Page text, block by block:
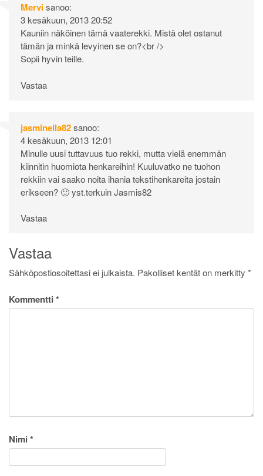
Mervisanoo:
3 kesäkuun, 2013 20:52
Kauniin näköinen tämä vaaterekki. Mistä olet ostanut
tämän ja minkä levyinen se on?<br />
Sopii hyvin teille.
Vastaa
jasminella82sanoo:
4 kesäkuun, 2013 12:01
Minulle uusi tuttavuus tuo rekki, mutta vielä enemmän
kiinnitin huomiota henkareihin! Kuuluvatko ne tuohon
rekkiin vai saako noita ihania tekstihenkareita jostain
erikseen? 🙂 yst.terkuin Jasmis82
Vastaa
Vastaa
Sähköpostiosoitettasi ei julkaista. Pakolliset kentät on merkitty *
Kommentti *
Nimi *